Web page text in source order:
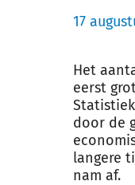
17
Het
eerst
door de
langere
nam af.